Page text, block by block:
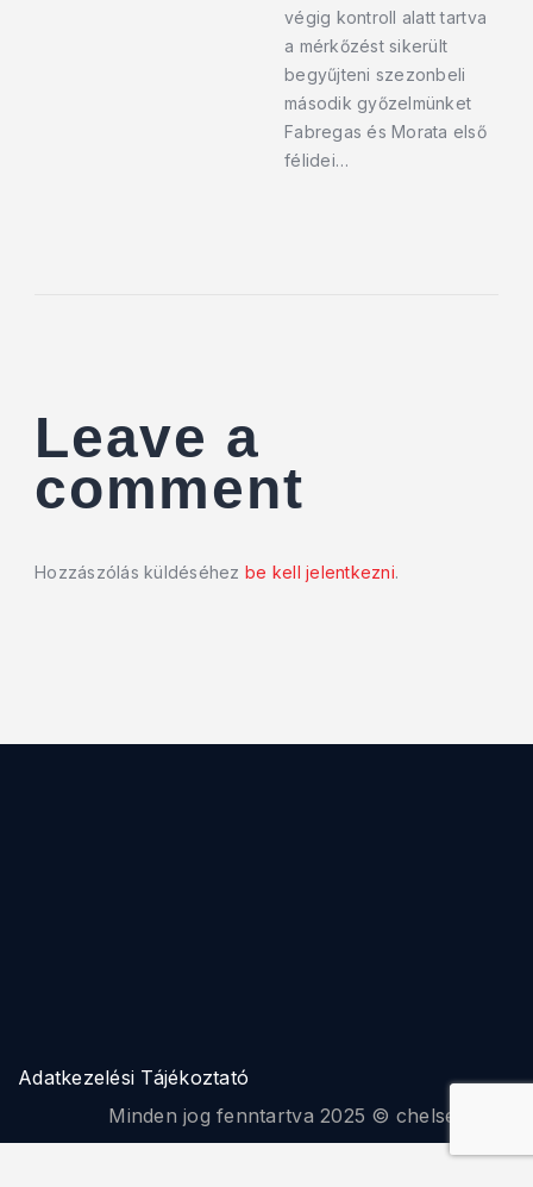
végig kontroll alatt tartva
a mérkőzést sikerült
begyűjteni szezonbeli
második győzelmünket
Fabregas és Morata első
félidei…
Leave a
comment
Hozzászólás küldéséhez be kell jelentkezni.
Adatkezelési Tájékoztató
Minden jog fenntartva 2025 © chelseafc.hu